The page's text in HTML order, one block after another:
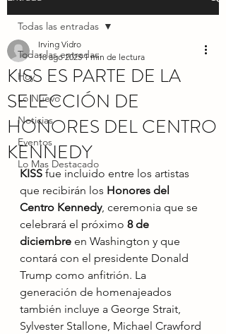
Todas las entradas
Hoy
Lo Nuevo
Noticias
Eventos
Lo Mas Destacado
Todas las entradas
KISS ES PARTE DE LA
SELECCIÓN DE
HONORES DEL CENTRO
KENNEDY
Irving Vidro
18 ago 2025 1 min de lectura
KISS fue incluido entre los artistas
que recibirán los Honores del
Centro Kennedy, ceremonia que se
celebrará el próximo 8 de
diciembre en Washington y que
contará con el presidente Donald
Trump como anfitrión. La
generación de homenajeados
también incluye a George Strait,
Sylvester Stallone, Michael Crawford